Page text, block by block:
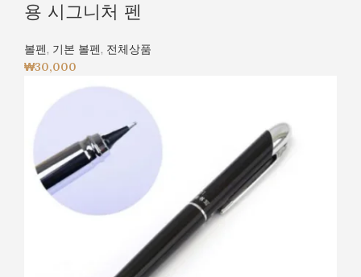
용 시그니처 펜
볼펜, 기본 볼펜, 전체상품
₩30,000